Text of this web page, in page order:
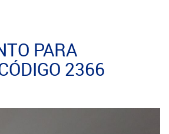
PARA
2366